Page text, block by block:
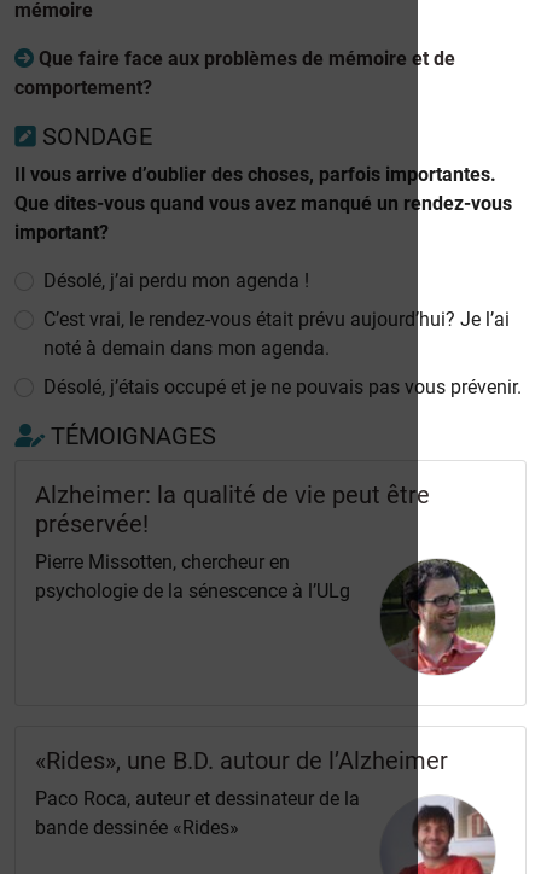
mémoire
Que faire face aux problèmes de mémoire et de
comportement?
SONDAGE
Il vous arrive d’oublier des choses, parfois importantes.
Que dites-vous quand vous avez manqué un rendez-vous
important?
Désolé, j’ai perdu mon agenda !
C’est vrai, le rendez-vous était prévu aujourd’hui? Je l’ai
noté à demain dans mon agenda.
Désolé, j’étais occupé et je ne pouvais pas vous prévenir.
TÉMOIGNAGES
Alzheimer: la qualité de vie peut être
préservée!
Pierre Missotten, chercheur en
psychologie de la sénescence à l’ULg
«Rides», une B.D. autour de l’Alzheimer
Paco Roca, auteur et dessinateur de la
bande dessinée «Rides»